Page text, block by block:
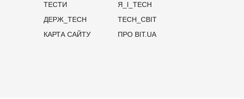
ТЕСТИ
Я_І_TECH
ДЕРЖ_TECH
TECH_СВІТ
КАРТА САЙТУ
ПРО BIT.UA